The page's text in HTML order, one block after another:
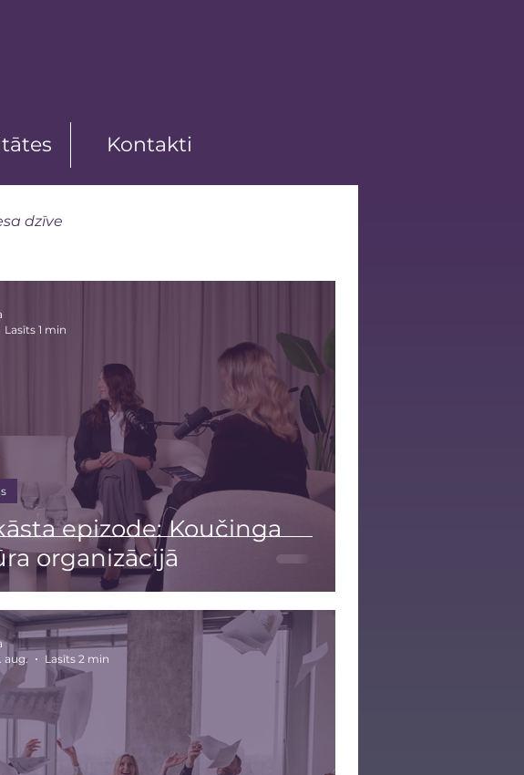
Kontakti
dzīve
epizode: Koučinga
organizācijā
Lasīts 1 min
aug.
Lasīts 2 min